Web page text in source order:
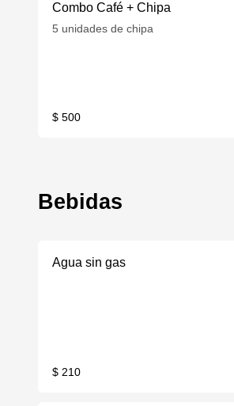
Combo Café + Chipa
5 unidades de chipa
$ 500
Bebidas
Agua sin gas
$ 210